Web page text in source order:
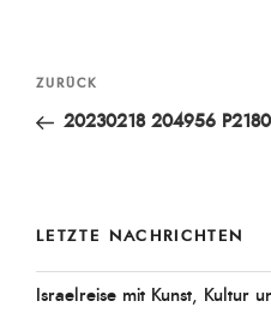
Beitragsnavigation
Vorheriger
Beitrag
ZURÜCK
20230218 204956
LETZTE NACHRICHTEN
Israelreise mit Kunst, Kultur